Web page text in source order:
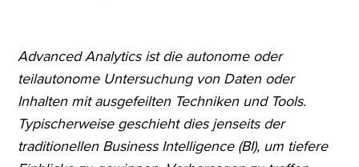
Advanced Analytics ist die autonome oder
teilautonome Untersuchung von Daten oder
Inhalten mit ausgefeilten Techniken und Tools.
Typischerweise geschieht dies jenseits der
traditionellen Business Intelligence (BI), um tiefere